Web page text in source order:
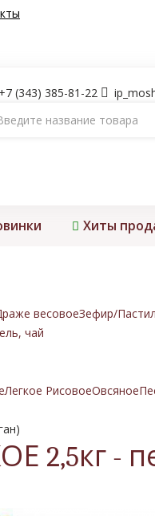
+7 (343) 385-81-22
Хиты
весовоеЗефир/
чай
Легкое РисовоеОвсяное
2,5кг -